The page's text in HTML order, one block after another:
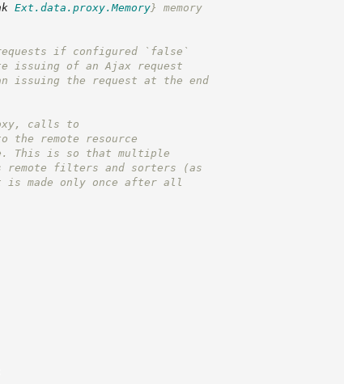
Ext.data.proxy.Memory} memory
if configured `false`
of an Ajax request
issuing the request at the end
calls to
the remote resource
This is so that multiple
filters and sorters (as
made only once after all